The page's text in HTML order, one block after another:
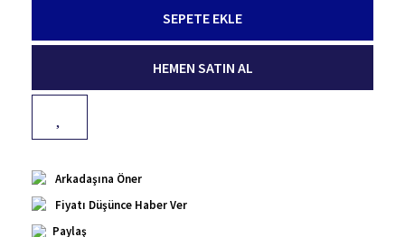
SEPETE EKLE
HEMEN SATIN AL
Arkadaşına Öner
Fiyatı Düşünce Haber Ver
Paylaş